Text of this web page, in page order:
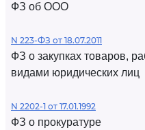
ФЗ об ООО
N 223-ФЗ от 18.07.2011
ФЗ о закупках товаров,
видами юридических лиц
N 2202-1 от 17.01.1992
ФЗ о прокуратуре